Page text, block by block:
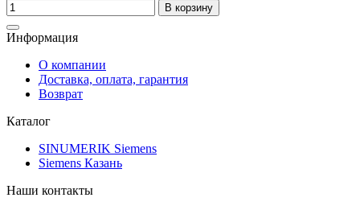
В корзину
Информация
О компании
Доставка, оплата, гарантия
Возврат
Каталог
SINUMERIK Siemens
Siemens Казань
Наши контакты